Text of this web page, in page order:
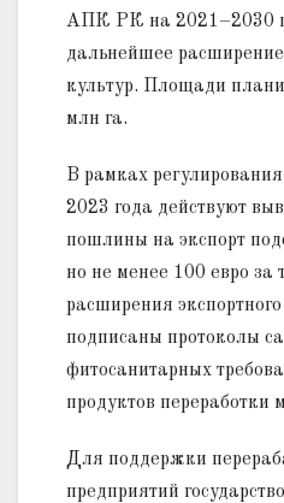
АПК РК на 2021–2030
дальнейшее
культур. Площади
млн га.
В рамках
2023 года действуют
пошлины на экспорт
но не менее 100 евро за
расширения
подписаны протоколы
фитосанитарных
продуктов переработки
Для поддержки
предприятий